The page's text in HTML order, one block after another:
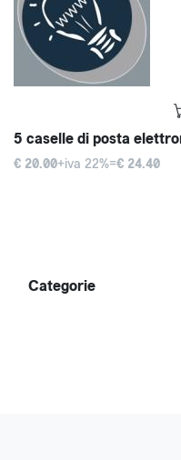
5 caselle di posta
€ 20.00+iva 22%=€ 24.40
Categorie